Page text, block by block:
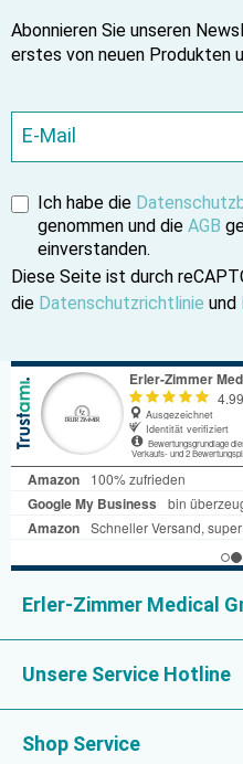
Abonnieren Sie unseren
erstes von neuen Produkten
Ich habe die
genommen und die AGB
einverstanden.
Diese Seite ist durch
die Datenschutzrichtlinie und
Erler-Zimmer Medical
Unsere Service Hotline
Shop Service